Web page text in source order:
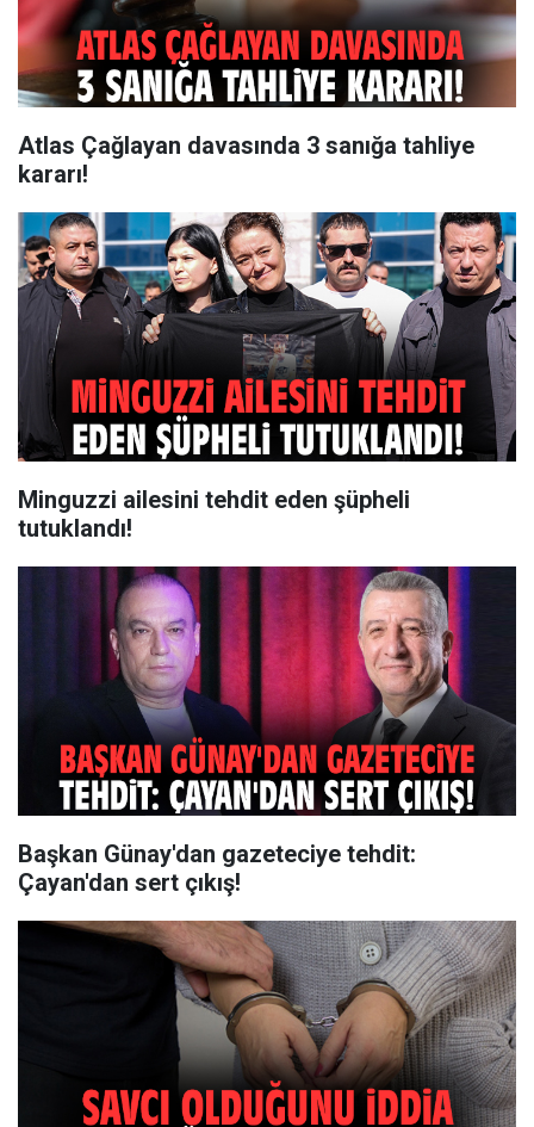
Atlas Çağlayan davasında 3 sanığa tahliye
kararı!
Minguzzi ailesini tehdit eden şüpheli
tutuklandı!
Başkan Günay'dan gazeteciye tehdit:
Çayan'dan sert çıkış!